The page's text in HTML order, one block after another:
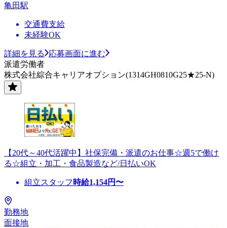
亀田駅
交通費支給
未経験OK
詳細を見る
応募画面に進む
派遣労働者
株式会社綜合キャリアオプション(1314GH0810G25★25-N)
【20代～40代活躍中】社保完備・派遣のお仕事☆週5で働け
る☆組立・加工・食品製造など/日払いOK
組立スタッフ 時給1,154円〜
勤務地
面接地